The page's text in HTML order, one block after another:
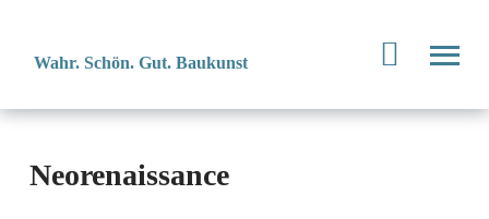
Wahr. Schön. Gut. Baukunst
Neorenaissance